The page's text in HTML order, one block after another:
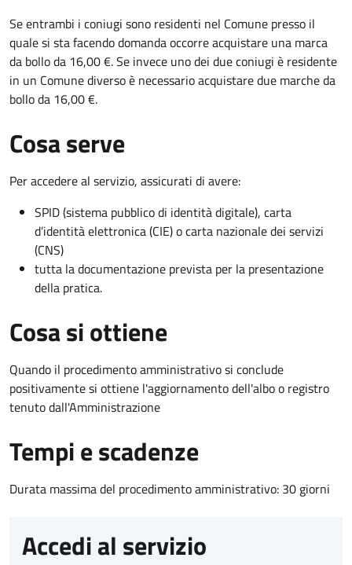
Se entrambi i coniugi sono residenti nel Comune presso il
quale si sta facendo domanda occorre acquistare una marca
da bollo da 16,00 €. Se invece uno dei due coniugi è residente
in un Comune diverso è necessario acquistare due marche da
bollo da 16,00 €.
Cosa serve
Per accedere al servizio, assicurati di avere:
SPID (sistema pubblico di identità digitale), carta
d’identità elettronica (CIE) o carta nazionale dei servizi
(CNS)
tutta la documentazione prevista per la presentazione
della pratica.
Cosa si ottiene
Quando il procedimento amministrativo si conclude
positivamente si ottiene l'aggiornamento dell'albo o registro
tenuto dall'Amministrazione
Tempi e scadenze
Durata massima del procedimento amministrativo: 30 giorni
Accedi al servizio